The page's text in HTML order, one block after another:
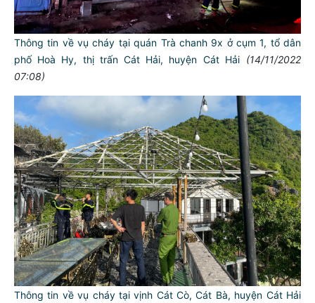
Thông tin về vụ cháy tại quán Trà chanh 9x ở cụm 1, tổ dân
phố Hoà Hy, thị trấn Cát Hải, huyện Cát Hải (14/11/2022
07:08)
Thông tin về vụ cháy tại vịnh Cát Cò, Cát Bà, huyện Cát Hải
TƯ CÁCH
NGƯỜI CÔNG AN CÁCH MỆNH LÀ:
Đối với tự mình, phải
CẦN, KIỆM, LIÊM, CHÍNH
Đối với đồng sự, phải
THÂN ÁI GIÚP ĐỠ
Đối với chính phủ, phải
TUYỆT ĐỐI TRUNG THÀNH
Đối với nhân dân, phải
KÍNH TRỌNG LỄ PHÉP
Đối với công việc, phải